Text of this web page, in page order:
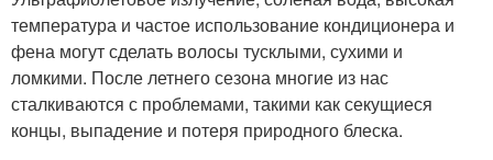
температура и частое использование кондиционера и
фена могут сделать волосы тусклыми, сухими и
ломкими. После летнего сезона многие из нас
сталкиваются с проблемами, такими как секущиеся
концы, выпадение и потеря природного блеска.